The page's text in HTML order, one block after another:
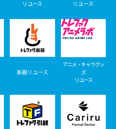
リユース
リユース
楽器リユース
アニメ・キャラグッ
ズ
リユース